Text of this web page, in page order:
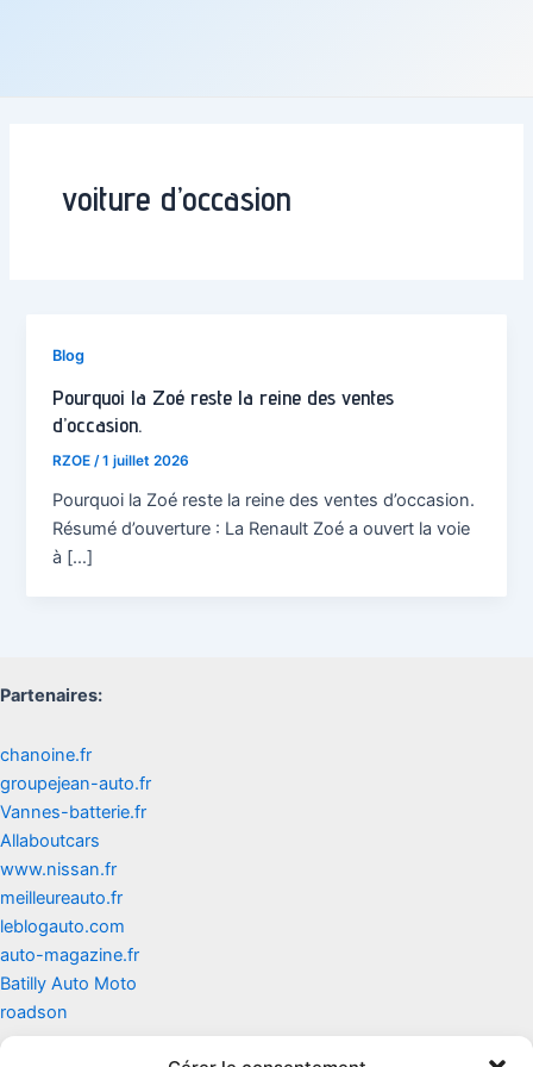
voiture d’occasion
Blog
Pourquoi la Zoé reste la reine des ventes
d’occasion.
RZOE /1 juillet 2026
Pourquoi la Zoé reste la reine des ventes d’occasion.
Résumé d’ouverture : La Renault Zoé a ouvert la voie
à […]
Partenaires:
chanoine.fr
groupejean-auto.fr
Vannes-batterie.fr
Allaboutcars
www.nissan.fr
meilleureauto.fr
leblogauto.com
auto-magazine.fr
Batilly Auto Moto
roadson